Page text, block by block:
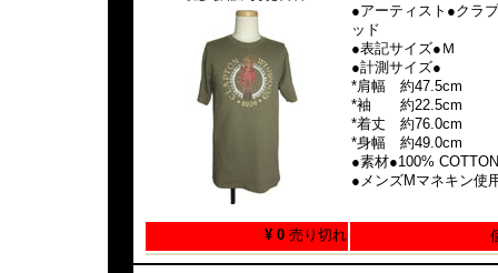
●アーティスト●クラ
ッド
●表記サイズ●Ｍ
●計測サイズ●
*肩幅 約47.5cm
*袖 約22.5cm
*着丈 約76.0cm
*身幅 約49.0cm
●素材●100% COTTON
●メンズMマネキン使
¥ 0 売り切れ